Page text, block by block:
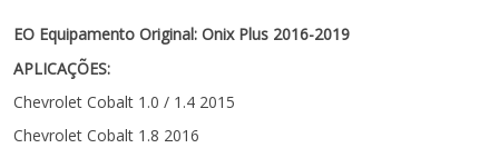
EO Equipamento Original: Onix Plus 2016-2019
APLICAÇÕES:
Chevrolet Cobalt 1.0 / 1.4 2015
Chevrolet Cobalt 1.8 2016